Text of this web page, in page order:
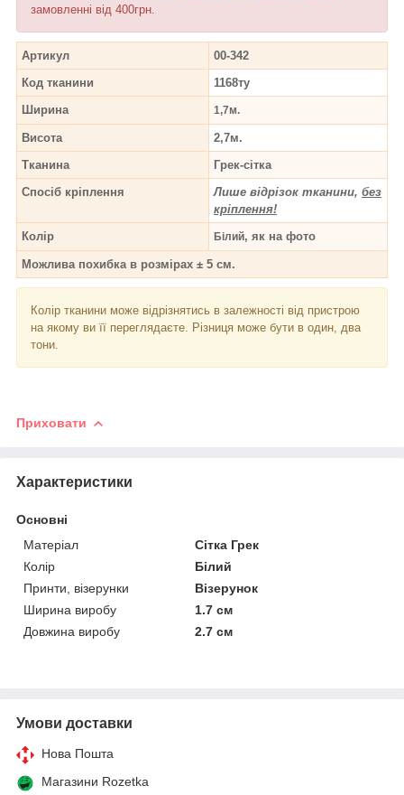
замовленні від 400грн.
Артикул
00-342
Код тканини
1168ту
Ширина
1,7м.
Висота
2,7м.
Тканина
Грек-сітка
Спосіб кріплення
Лише відрізок тканини, без
кріплення!
Колір
Білий, як на фото
Можлива похибка в розмірах ± 5 см.
Колір тканини може відрізнятись в залежності від пристрою
на якому ви її переглядаєте. Різниця може бути в один, два
тони.
Приховати
Характеристики
Основні
Матеріал
Сітка Грек
Колір
Білий
Принти, візерунки
Візерунок
Ширина виробу
1.7 см
Довжина виробу
2.7 см
Умови доставки
Нова Пошта
Магазини Rozetka